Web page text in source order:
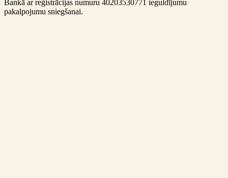
Bankā ar reģistrācijas numuru 40203530771 ieguldījumu
pakalpojumu sniegšanai.